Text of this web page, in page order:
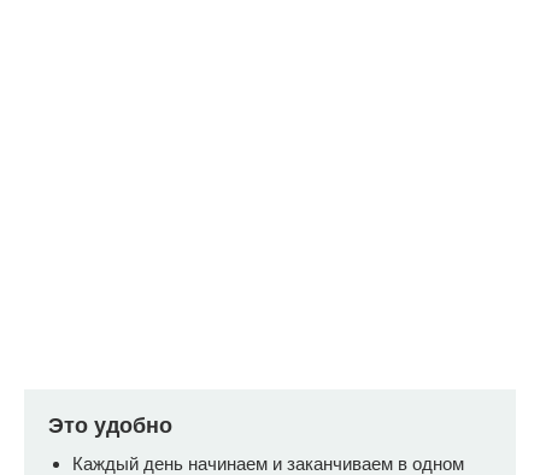
Это удобно
Каждый день начинаем и заканчиваем в одном